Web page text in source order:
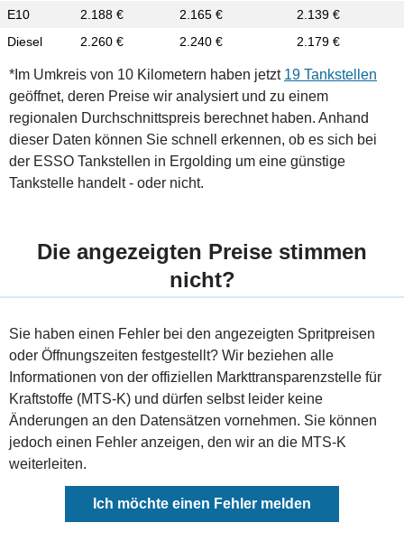
E10
2.188 € 2.165 €
2.139 €
Diesel
2.260 € 2.240 € 2.179 €
*Im Umkreis von 10 Kilometern haben jetzt 19 Tankstellen
geöffnet, deren Preise wir analysiert und zu einem
regionalen Durchschnittspreis berechnet haben. Anhand
dieser Daten können Sie schnell erkennen, ob es sich bei
der ESSO Tankstellen in Ergolding um eine günstige
Tankstelle handelt - oder nicht.
Die angezeigten Preise stimmen
nicht?
Sie haben einen Fehler bei den angezeigten Spritpreisen
oder Öffnungszeiten festgestellt? Wir beziehen alle
Informationen von der offiziellen Markttransparenzstelle für
Kraftstoffe (MTS-K) und dürfen selbst leider keine
Änderungen an den Datensätzen vornehmen. Sie können
jedoch einen Fehler anzeigen, den wir an die MTS-K
weiterleiten.
Ich möchte einen Fehler melden